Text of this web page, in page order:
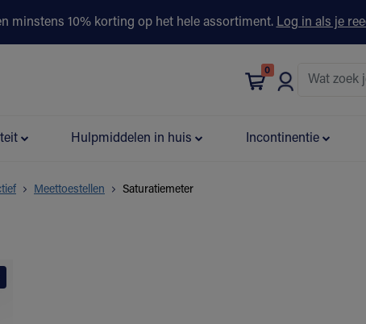
minstens 10% korting op het hele assortiment. Log in als je
0
Hulpmiddelen in huis Incontinentie
Meettoestellen Saturatiemeter